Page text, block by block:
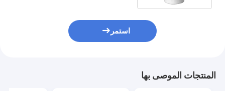
استمر
المنتجات الموصى بها